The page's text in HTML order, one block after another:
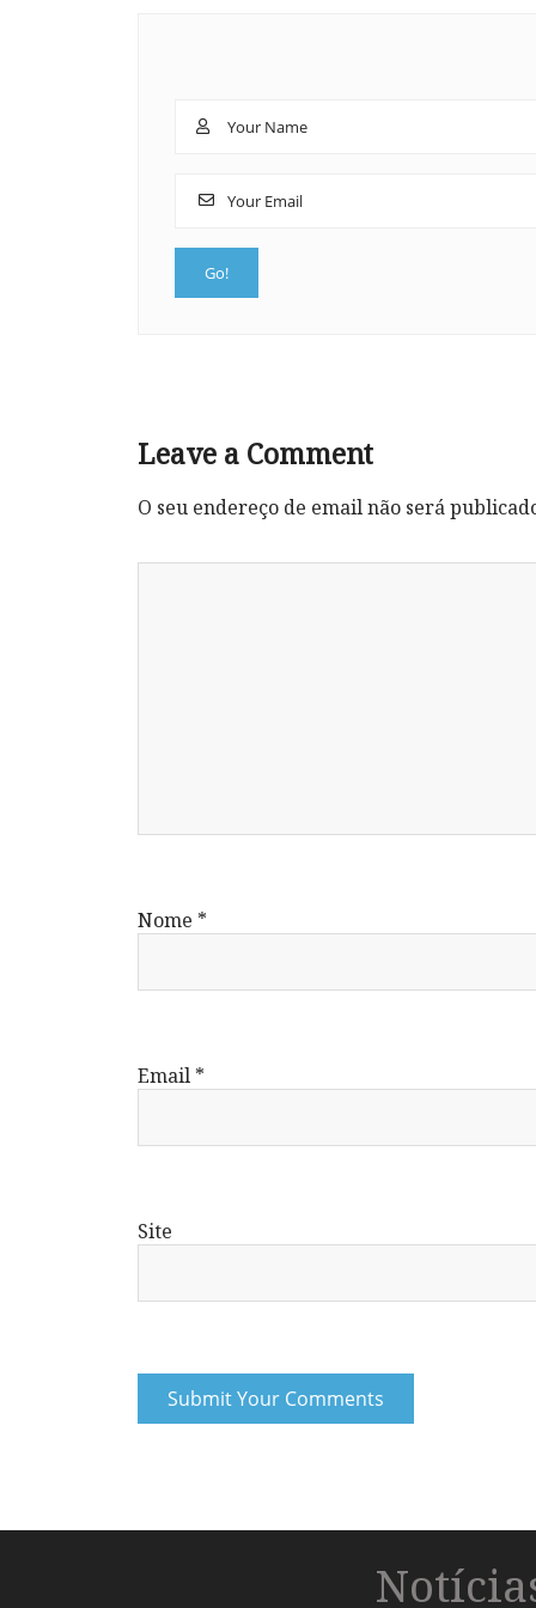
Leave a Comment
O seu endereço de email não será
Nome *
Email *
Site